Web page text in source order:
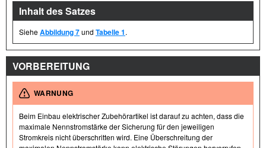
Inhalt des Satzes
SieheAbbildung 7und Tabelle 1.
VORBEREITUNG
WARNUNG
Beim Einbau elektrischer Zubehörartikel ist darauf zu achten, dass die
maximale Nennstromstärke der Sicherung für den jeweiligen
Stromkreis nicht überschritten wird. Eine Überschreitung der